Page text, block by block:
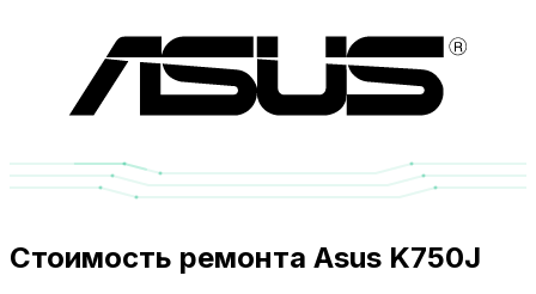
Стоимость ремонта Asus K750J